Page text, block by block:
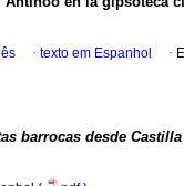
· texto em Espanhol ·
barrocas desde